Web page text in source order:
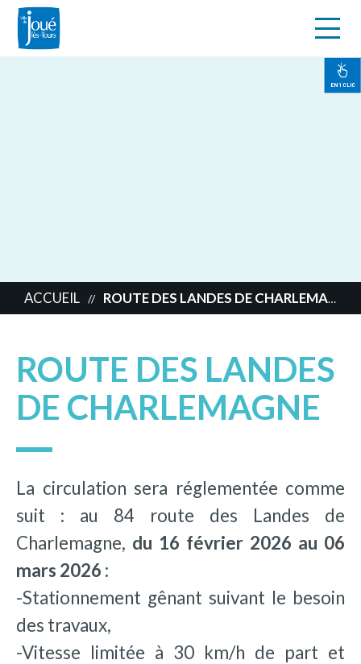
EN 1 CLIC
ACCUEIL // ROUTE DES LANDES DE CHARLEMAGNE
ROUTE DES LANDES
DE CHARLEMAGNE
La circulation sera réglementée comme
suit : au 84 route des Landes de
Charlemagne, du 16 février 2026 au 06
mars 2026 :
-Stationnement gênant suivant le besoin
des travaux,
-Vitesse limitée à 30 km/h de part et